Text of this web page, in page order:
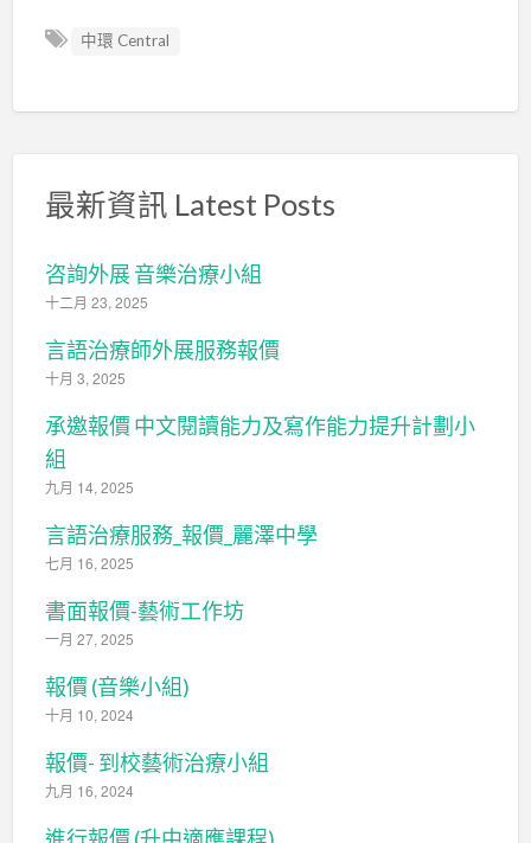
中環 Central
最新資訊 Latest Posts
咨詢外展 音樂治療小組
十二月 23, 2025
言語治療師外展服務報價
十月 3, 2025
承邀報價 中文閱讀能力及寫作能力提升計劃小
組
九月 14, 2025
言語治療服務_報價_麗澤中學
七月 16, 2025
書面報價-藝術工作坊
一月 27, 2025
報價 (音樂小組)
十月 10, 2024
報價- 到校藝術治療小組
九月 16, 2024